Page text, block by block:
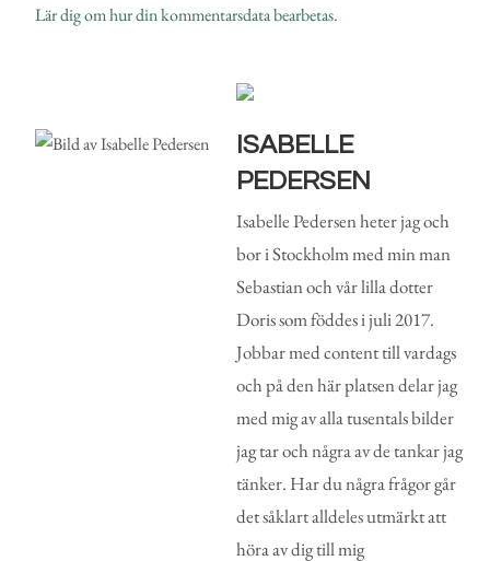
Lär dig om hur din kommentarsdata bearbetas.
ISABELLE
PEDERSEN
Isabelle Pedersen heter jag och
bor i Stockholm med min man
Sebastian och vår lilla dotter
Doris som föddes i juli 2017.
Jobbar med content till vardags
och på den här platsen delar jag
med mig av alla tusentals bilder
jag tar och några av de tankar jag
tänker. Har du några frågor går
det såklart alldeles utmärkt att
höra av dig till mig